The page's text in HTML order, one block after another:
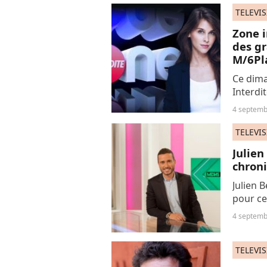
Zone
des
M/
Ce
4
Julien
pour
sur
médias.
4